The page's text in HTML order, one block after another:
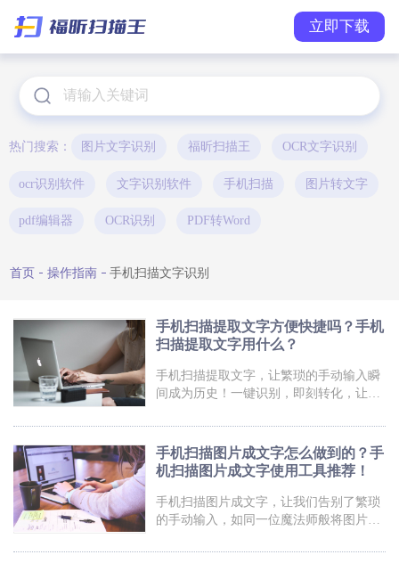
立即下载
热门搜索： 图片文字识别 福昕扫描王 OCR文字识别
ocr识别软件 文字识别软件 手机扫描 图片转文字
pdf编辑器 OCR识别 PDF转Word
首页 操作指南 手机扫描文字识别
手机扫描提取文字方便快捷吗？手机
扫描提取文字用什么？
手机扫描提取文字，让繁琐的手动输入瞬
间成为历史！一键识别，即刻转化，让你
间。无需复制粘贴，无需费心打字，只需
轻轻一扫，手机就能自动转化文字，让你
的生活更加便捷高效。不管是文档资料、
名片信息还是书籍摘抄，手机扫描提取文
字将为你解放双手，解决一切繁琐的文字
处理问题。快来体验这项神奇的技术吧，
松畅快！手机扫描提取文字福昕PDF全能
手机扫描图片成文字怎么做到的？手
机扫描图片成文字使用工具推荐！
手机扫描图片成文字，让我们告别了繁琐
的手动输入，如同一位魔法师般将图片中
迹！无论是照片上的菜谱、书籍中的重要